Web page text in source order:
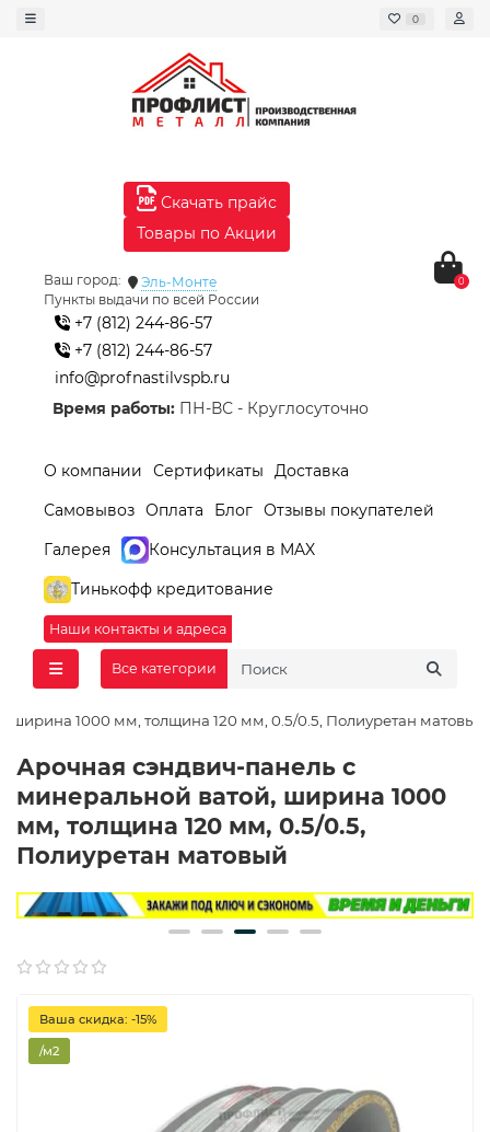
0
Скачать прайс
Товары по Акции
Ваш город:
Эль-Монте
Пункты выдачи по всей России
+7 (812) 244-86-57
+7 (812) 244-86-57
info@profnastilvspb.ru
Время работы: ПН-ВС - Круглосуточно
0
О компании Сертификаты
Доставка
Самовывоз Оплата Блог Отзывы покупателей
Галерея
Консультация в MAX
Тинькофф кредитование
Наши контакты и адреса
Все категории
ширина 1000 мм, толщина 120 мм, 0.5/0.5, Полиуретан матовый
Арочная сэндвич-панель с
минеральной ватой, ширина 1000
мм, толщина 120 мм, 0.5/0.5,
Полиуретан матовый
Ваша скидка: -15%
/м2